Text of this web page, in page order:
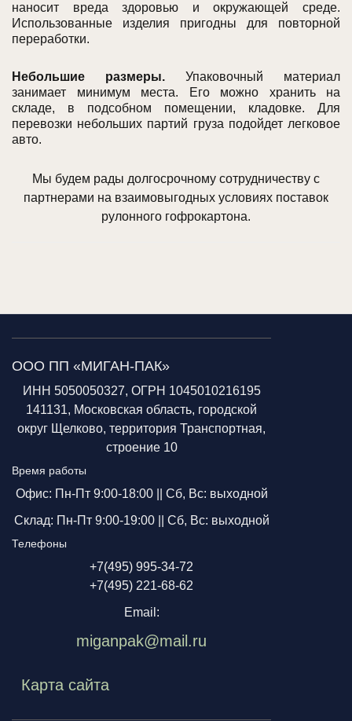
наносит вреда здоровью и окружающей среде.
Использованные изделия пригодны для повторной
переработки.
Небольшие размеры. Упаковочный материал
занимает минимум места. Его можно хранить на
складе, в подсобном помещении, кладовке. Для
перевозки небольших партий груза подойдет легковое
авто.
Мы будем рады долгосрочному сотрудничеству с
партнерами на взаимовыгодных условиях поставок
рулонного гофрокартона.
ООО ПП «МИГАН-ПАК»
ИНН 5050050327, ОГРН 1045010216195
141131, Московская область, городской
округ Щелково, территория Транспортная,
строение 10
Время работы
Офис: Пн-Пт 9:00-18:00 || Сб, Вс: выходной
Склад: Пн-Пт 9:00-19:00 || Сб, Вс: выходной
Телефоны
+7(495) 995-34-72
+7(495) 221-68-62
Email:
miganpak@mail.ru
Карта сайта